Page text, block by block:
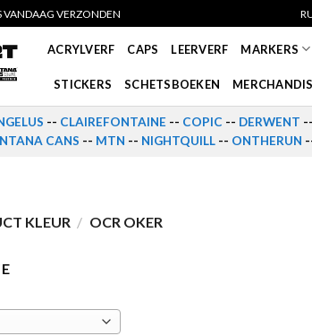
VANDAAG VERZONDEN
ACRYLVERF CAPS LEERVERF MARKERS
STICKERS SCHETSBOEKEN
-- CLAIREFONTAINE -- COPIC -- DERWENT --
CANS -- MTN -- NIGHTQUILL -- ONTHERUN
KLEUR / OCR OKER